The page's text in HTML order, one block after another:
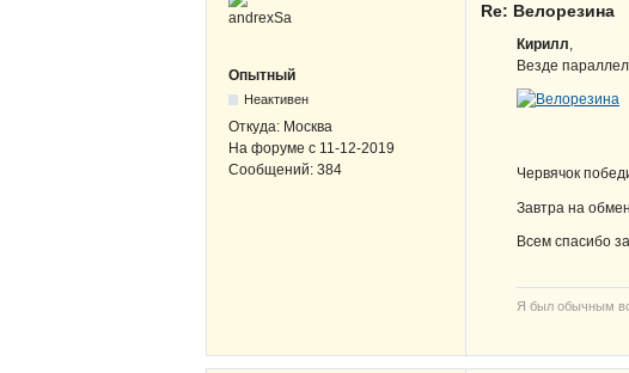
Опытный
Неактивен
Откуда: Москва
На форуме с 11-12-2019
Сообщений: 384
Re: Велорезина
Кирилл
Везде
Червячок
Завтра на обмен
Всем спасибо
Я был обычным